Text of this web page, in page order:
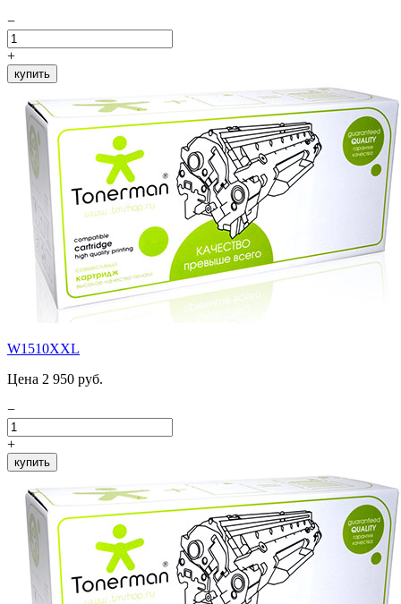
−
+
купить
W1510XXL
Цена 2 950 руб.
−
+
купить